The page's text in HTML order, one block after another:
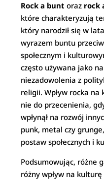
Rock a bunt oraz rock
które charakteryzują
który narodził się w
wyrazem buntu
społecznym i
często używana jako
niezadowolenia z
religii. Wpływ rocka na
nie do przecenienia,
wpłynął na rozwój
punk, metal czy
postaw społecznych i
Podsumowując, różne
różny wpływ na